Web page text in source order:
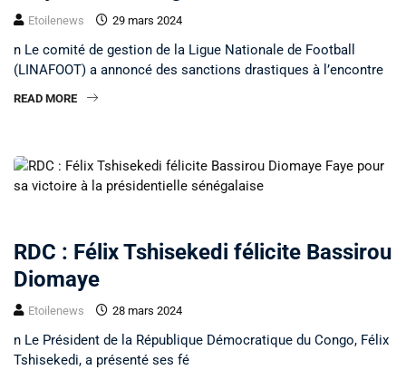
Etoilenews 29 mars 2024
n Le comité de gestion de la Ligue Nationale de Football
(LINAFOOT) a annoncé des sanctions drastiques à l’encontre
READ MORE
RDC : Félix Tshisekedi félicite Bassirou
Diomaye
Etoilenews 28 mars 2024
n Le Président de la République Démocratique du Congo, Félix
Tshisekedi, a présenté ses fé